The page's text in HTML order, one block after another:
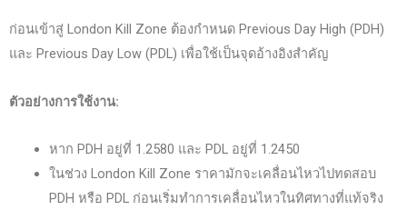
ก่อนเข้าสู่ London Kill Zone ต้องกำหนด Previous Day High (PDH)
และ Previous Day Low (PDL) เพื่อใช้เป็นจุดอ้างอิงสำคัญ
ตัวอย่างการใช้งาน:
หาก PDH อยู่ที่ 1.2580 และ PDL อยู่ที่ 1.2450
ในช่วง London Kill Zone ราคามักจะเคลื่อนไหวไปทดสอบ
PDH หรือ PDL ก่อนเริ่มทำการเคลื่อนไหวในทิศทางที่แท้จริง